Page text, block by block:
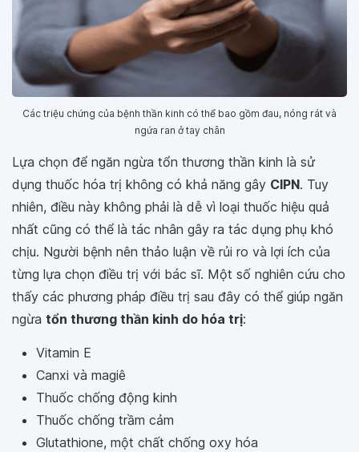
Các triệu chứng của bệnh thần kinh có thể bao gồm đau, nóng rát và
ngứa ran ở tay chân
Lựa chọn để ngăn ngừa tổn thương thần kinh là sử
dụng thuốc hóa trị không có khả năng gây CIPN. Tuy
nhiên, điều này không phải là dễ vì loại thuốc hiệu quả
nhất cũng có thể là tác nhân gây ra tác dụng phụ khó
chịu. Người bệnh nên thảo luận về rủi ro và lợi ích của
từng lựa chọn điều trị với bác sĩ. Một số nghiên cứu cho
thấy các phương pháp điều trị sau đây có thể giúp ngăn
ngừa tổn thương thần kinh do hóa trị:
Vitamin E
Canxi và magiê
Thuốc chống động kinh
Thuốc chống trầm cảm
Glutathione, một chất chống oxy hóa